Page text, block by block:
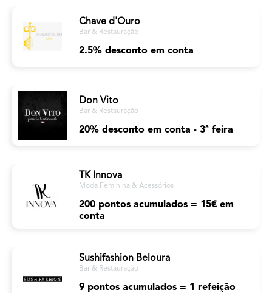
Chave d'Ouro
Bar & Restauração
2.5% desconto em conta
Don Vito
Bar & Restauração
20% desconto em conta - 3ª feira
TK Innova
Moda Feminina & Acessórios
200 pontos acumulados = 15€ em
conta
Sushifashion Beloura
Bar & Restauração
9 pontos acumulados = 1 refeição